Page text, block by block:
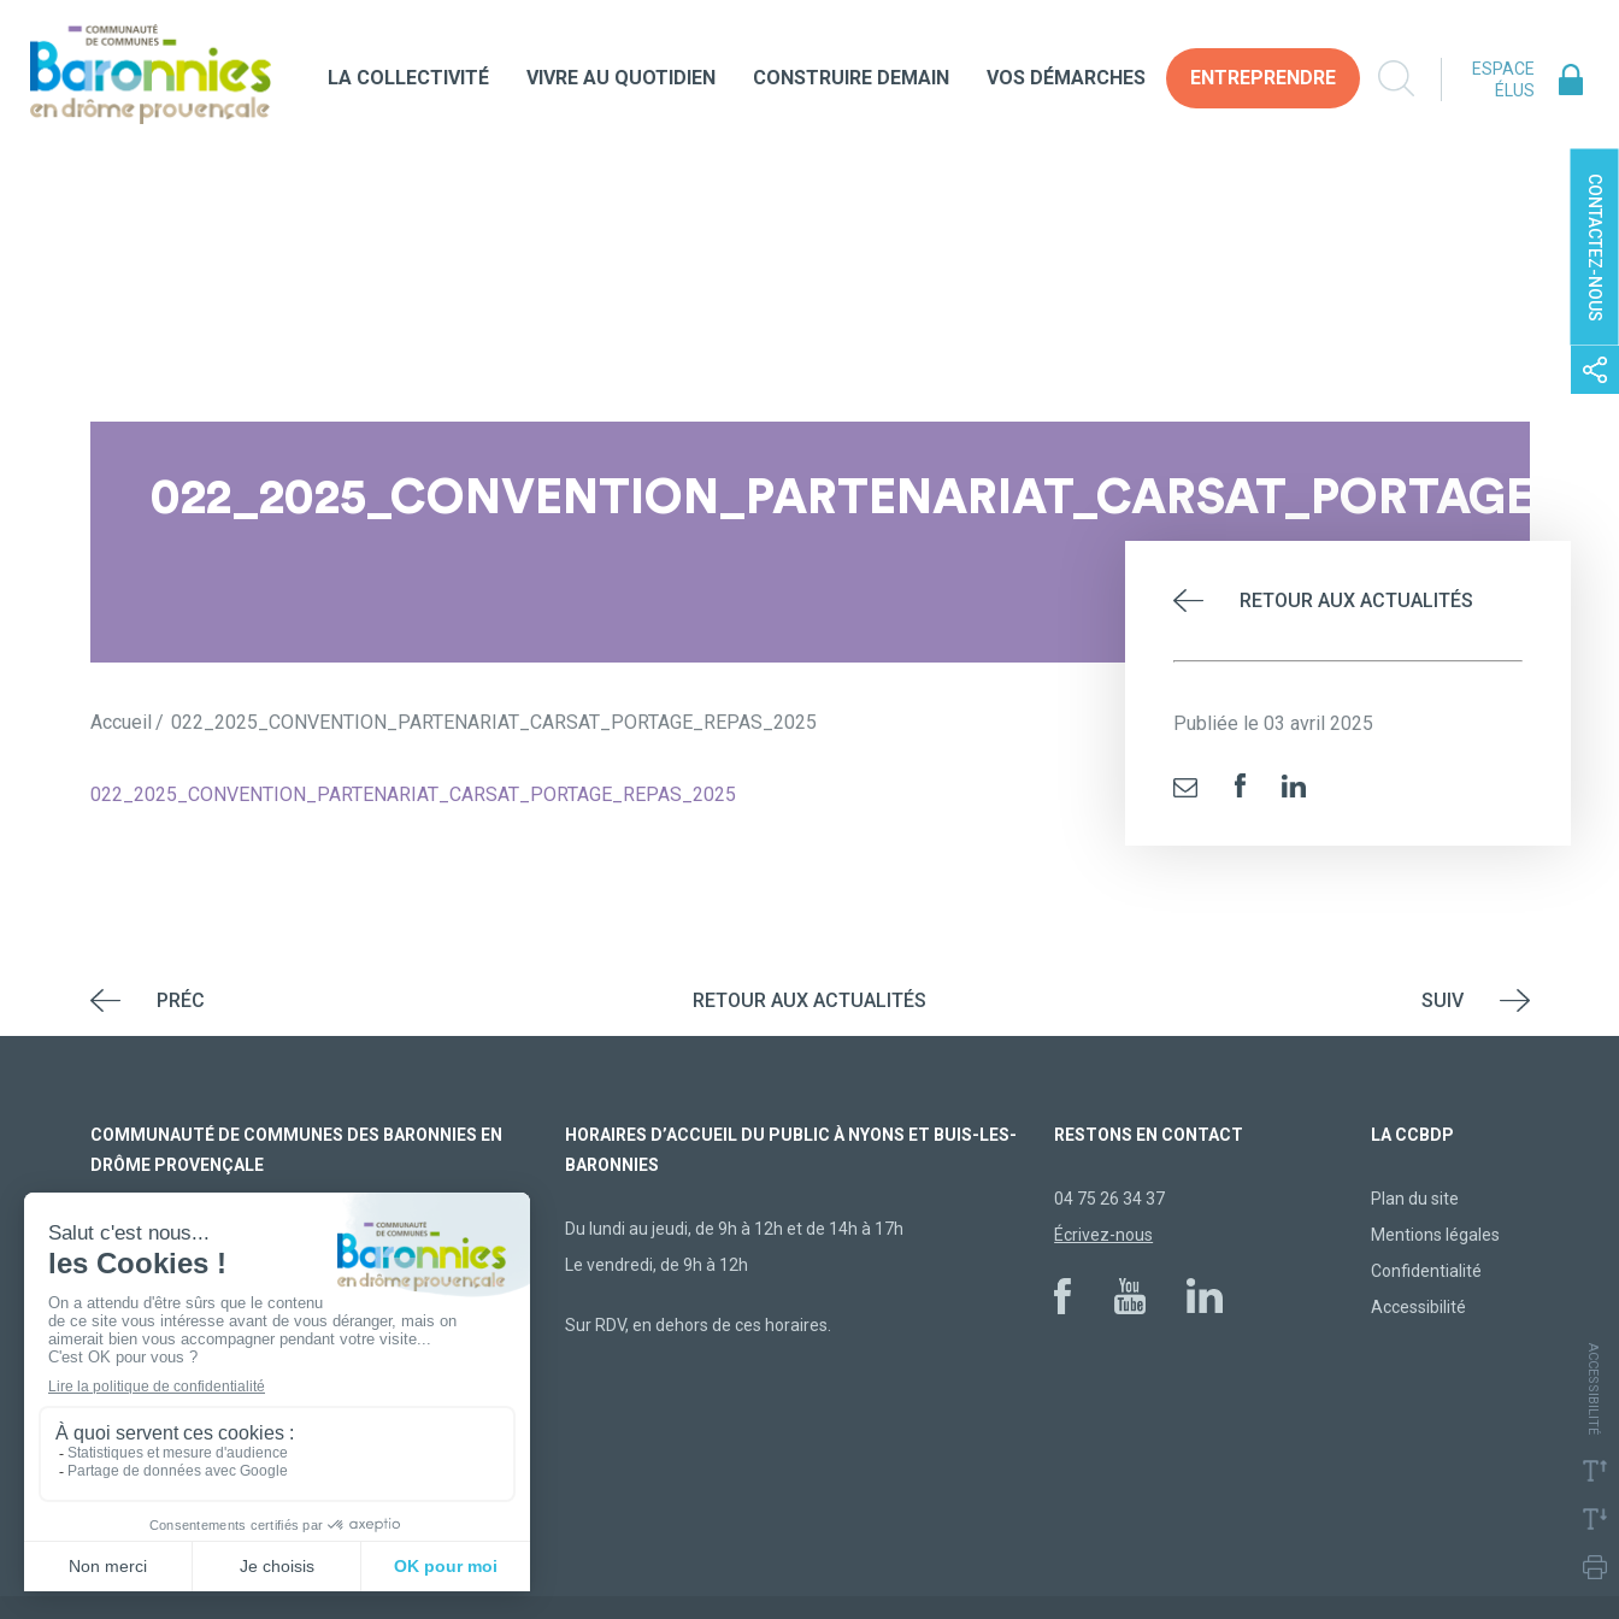
LA COLLECTIVITÉ VIVRE AU QUOTIDIEN CONSTRUIRE DEMAIN VOS DÉMARCHES ENTREPRENDRE
ESPACE
ÉLUS
CONTACTEZ-NOUS
Accueil 022_2025_CONVENTION_PARTENARIAT_CARSAT_PORTAGE_REPAS_2025
RETOUR AUX ACTUALITÉS
Publiée le 03 avril 2025
022_2025_CONVENTION_PARTENARIAT_CARSAT_PORTAGE_REPAS_2025
PRÉC RETOUR AUX ACTUALITÉS SUIV
COMMUNAUTÉ DE COMMUNES DES BARONNIES EN
DRÔME PROVENÇALE
SIÈGE SOCIAL
170 rue Ferdinand Fert
Les Laurons – CS 30005
26110 Nyons
ANTENNE DE BUIS-LES-BARONNIES
19 boulevard Aristide Briand
26170 Buis-Les-Baronnies
HORAIRES D’ACCUEIL DU PUBLIC À NYONS ET BUIS-LES-
BARONNIES
Du lundi au jeudi, de 9h à 12h et de 14h à 17h
Le vendredi, de 9h à 12h
Sur RDV, en dehors de ces horaires.
RESTONS EN CONTACT
04 75 26 34 37
Écrivez-nous
LA CCBDP
Plan du site
Mentions légales
Confidentialité
Accessibilité
ACCESSIBILITÉ